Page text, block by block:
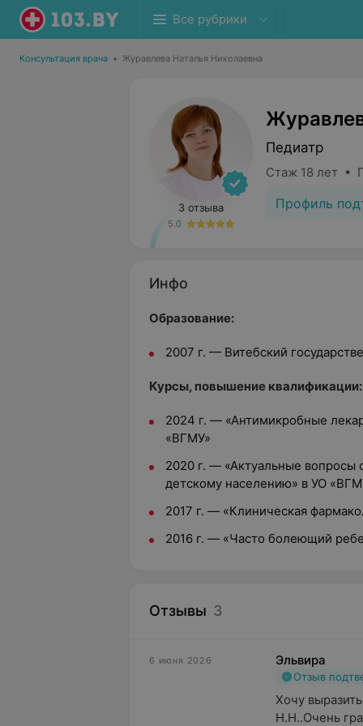
Все рубрики
Консультация врача • Журавлева Наталья Николаевна
3 отзыва
5.0
Педиатр
Стаж 18 лет •
Профиль
Инфо
Образование:
2007 г. — Витебский
Курсы, повышение квалификации:
2024 г. — «Антимикробные
«ВГМУ»
2020 г. — «Актуальные
детскому населению» в УО
2017 г. — «Клиническая
2016 г. — «Часто болеющий
Отзывы 3
6 июня 2026 Эльвира
Отзыв
Хочу
Н.Н..Очень